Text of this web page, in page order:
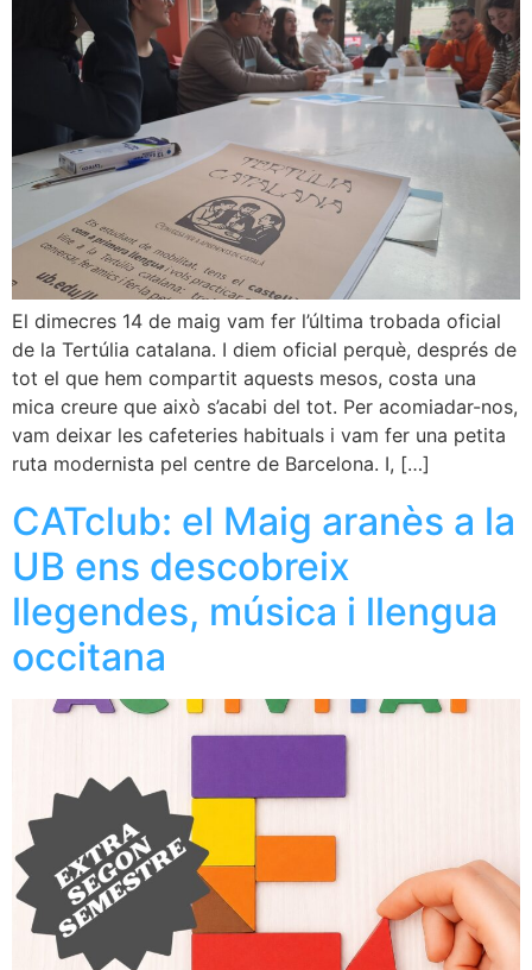
El dimecres 14 de maig vam fer l’última trobada oficial
de la Tertúlia catalana. I diem oficial perquè, després de
tot el que hem compartit aquests mesos, costa una
mica creure que això s’acabi del tot. Per acomiadar-nos,
vam deixar les cafeteries habituals i vam fer una petita
ruta modernista pel centre de Barcelona. I, […]
CATclub: el Maig aranès a la
UB ens descobreix
llegendes, música i llengua
occitana